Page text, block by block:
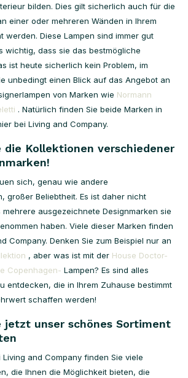
bilden. Dies gilt sicherlich auch für die
einer oder mehreren Wänden in Ihrem
werden. Diese Lampen sind immer gut
wichtig, dass sie das bestmögliche
ist heute sicherlich kein Problem, im
unbedingt einen Blick auf das Angebot an
von Marken wie Normann
. Natürlich finden Sie beide Marken in
bei Living and Company.
die Kollektionen verschiedener
sich, genau wie andere
großer Beliebtheit. Es ist daher nicht
ausgezeichnete Designmarken sie
haben. Viele dieser Marken finden
Company. Denken Sie zum Beispiel nur an
, aber was ist mit der House Doctor-
Copenhagen- Lampen? Es sind alles
entdecken, die in Ihrem Zuhause bestimmt
schaffen werden!
jetzt unser schönes Sortiment
Living and Company finden Sie viele
die Ihnen die Möglichkeit bieten, die